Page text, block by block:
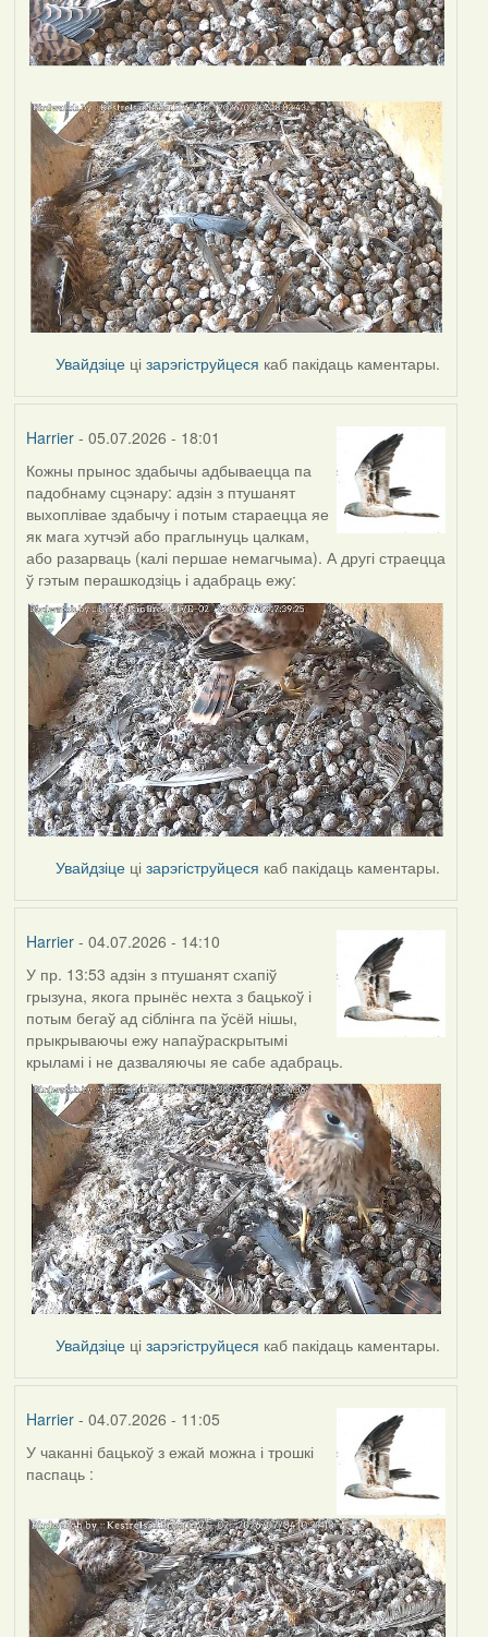
Увайдзіце цізарэгіструйцеся каб пакідаць каментары.
Harrier- 05.07.2026 - 18:01
Кожны прынос здабычы адбываецца па
падобнаму сцэнару: адзін з птушанят
выхоплівае здабычу і потым стараецца яе
як мага хутчэй або праглынуць цалкам,
або разарваць (калі першае немагчыма). А другі страецца
ў гэтым перашкодзіць і адабраць ежу:
Увайдзіце цізарэгіструйцеся каб пакідаць каментары.
Harrier- 04.07.2026 - 14:10
У пр. 13:53 адзін з птушанят схапіў
грызуна, якога прынёс нехта з бацькоў і
потым бегаў ад сіблінга па ўсёй нішы,
прыкрываючы ежу напаўраскрытымі
крыламі і не дазваляючы яе сабе адабраць.
Увайдзіце цізарэгіструйцеся каб пакідаць каментары.
Harrier- 04.07.2026 - 11:05
У чаканні бацькоў з ежай можна і трошкі
паспаць :